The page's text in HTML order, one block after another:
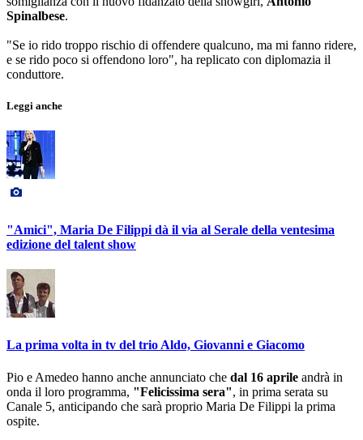
Spinalbese.
"Se io rido troppo rischio di offendere qualcuno, ma mi fanno ridere,
e se rido poco si offendono loro", ha replicato con diplomazia il
conduttore.
Leggi anche
"Amici", Maria De Filippi dà il via al Serale della ventesima
edizione del talent show
La prima volta in tv del trio Aldo, Giovanni e Giacomo
Pio e Amedeo hanno anche annunciato che dal 16 aprile andrà in
onda il loro programma, "Felicissima sera", in prima serata su
Canale 5, anticipando che sarà proprio Maria De Filippi la prima
ospite.